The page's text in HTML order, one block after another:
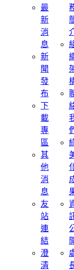
最
新
消
息
新
聞
發
布
下
載
專
區
其
他
消
息
友
站
連
結
澄
清